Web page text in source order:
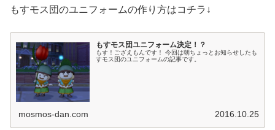
もすモス団のユニフォームの作り方はコチラ↓
もすモス団ユニフォーム決定！？
もす！ござえもんです！ 今回は朝ちょっとお知らせしたも
すモス団のユニフォームの記事です。
mosmos-dan.com 2016.10.25